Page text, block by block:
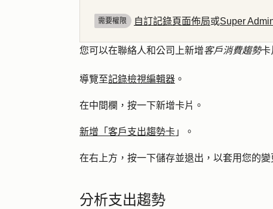
需要權限 自訂記錄頁面佈局或Super
您可以在聯絡人和公司上新增客戶消費趨勢卡
導覽至記錄檢視編輯器 。
在中間欄，按一下新增卡片 。
新增「 客戶支出趨勢卡 」。
在右上方，按一下儲存並退出， 以套用您的變
分析支出趨勢